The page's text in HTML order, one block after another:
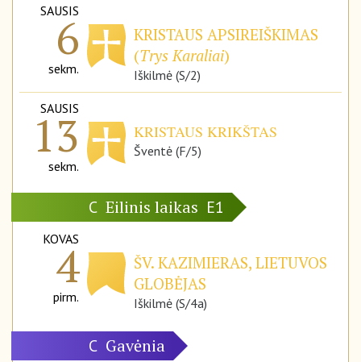
SAUSIS
6
sekm.
KRISTAUS APSIREIŠKIMAS
(Trys Karaliai)
Iškilmė (S/2)
SAUSIS
13
sekm.
KRISTAUS KRIKŠTAS
Šventė (F/5)
C Eilinis laikas E1
KOVAS
4
pirm.
ŠV. KAZIMIERAS, LIETUVOS
GLOBĖJAS
Iškilmė (S/4a)
C Gavėnia